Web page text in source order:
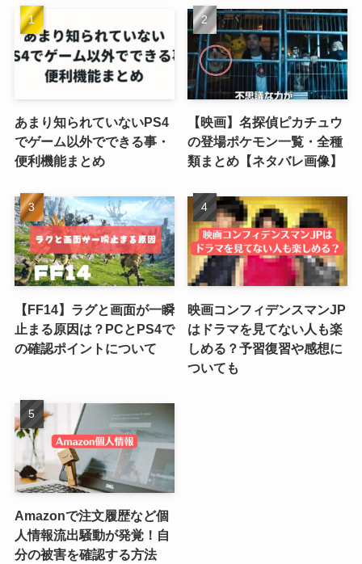
あまり知られていないPS4
でゲーム以外でできる事・
便利機能まとめ
【映画】名探偵ピカチュウ
の登場ポケモン一覧・全種
類まとめ【ネタバレ画像】
【FF14】ラグと画面が一瞬
止まる原因は？PCとPS4で
の確認ポイントについて
映画コンフィデンスマンJP
はドラマを見てない人も楽
しめる？予習復習や感想に
ついても
Amazonで注文履歴など個
人情報流出騒動が発覚！自
分の被害を確認する方法